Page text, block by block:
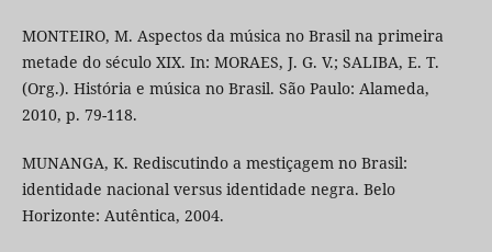
MONTEIRO, M. Aspectos da música no Brasil na primeira
metade do século XIX. In: MORAES, J. G. V.; SALIBA, E. T.
(Org.). História e música no Brasil. São Paulo: Alameda,
2010, p. 79-118.
MUNANGA, K. Rediscutindo a mestiçagem no Brasil:
identidade nacional versus identidade negra. Belo
Horizonte: Autêntica, 2004.